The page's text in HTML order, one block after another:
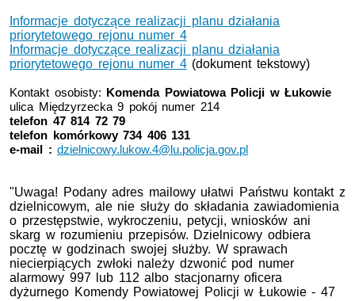
Informacje dotyczące realizacji planu działania
priorytetowego rejonu numer 4
Informacje dotyczące realizacji planu działania
priorytetowego rejonu numer 4(dokument tekstowy)
Kontakt osobisty:
Komenda Powiatowa Policji w Łukowie
ulica Międzyrzecka 9 pokój numer 214
telefon 47 814 72 79
telefon komórkowy 734 406 131
e-mail :dzielnicowy.lukow.4@lu.policja.gov.pl
"Uwaga! Podany adres mailowy ułatwi Państwu kontakt z
dzielnicowym, ale nie służy do składania zawiadomienia
o przestępstwie, wykroczeniu, petycji, wniosków ani
skarg w rozumieniu przepisów. Dzielnicowy odbiera
pocztę w godzinach swojej służby. W sprawach
niecierpiących zwłoki należy dzwonić pod numer
alarmowy 997 lub 112 albo stacjonarny oficera
dyżurnego Komendy Powiatowej Policji w Łukowie - 47